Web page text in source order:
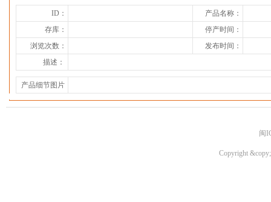
ID：
产品名称：
存库：
停产时间：
浏览次数：
发布时间：
描述：
产品细节图片
闽
Copyright